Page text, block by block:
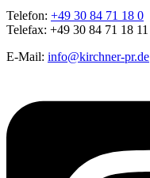
Telefon: +49 30 84 71 18 0
Telefax: +49 30 84 71 18 11
E-Mail: info@kirchner-pr.de